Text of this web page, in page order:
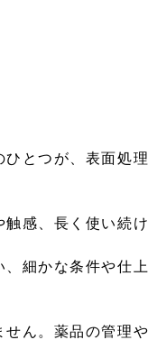
とつが、表面処理
感、長く使い続け
細かな条件や仕上
ん。薬品の管理や